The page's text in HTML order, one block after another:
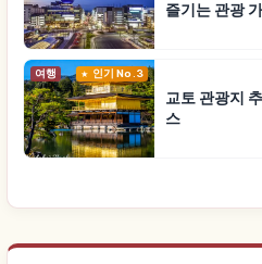
즐기는 관광
여행 인기 No.3
교토 관광지
스